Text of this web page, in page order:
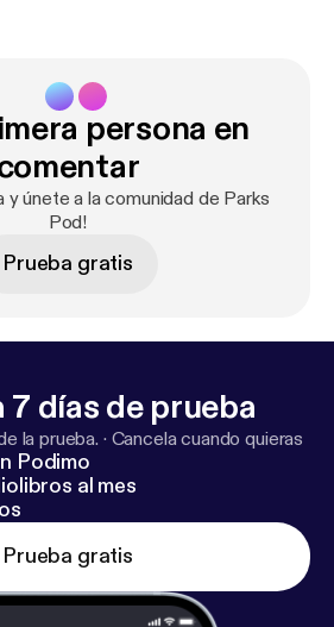
at the college level and
persona en
y únete a la comunidad de Parks
Pod!
Prueba gratis
7 días de prueba
la prueba. · Cancela cuando quieras
Podimo
al mes
Prueba gratis